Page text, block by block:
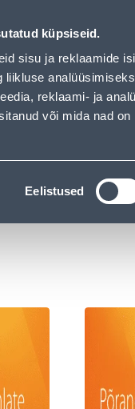
küpsiseid.
sisu ja reklaamide
liikluse
reklaami- ja
või mida nad
Eelistused
и ванная